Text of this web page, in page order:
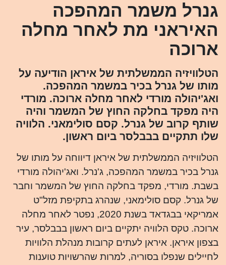
גנרל משמר המהפכה
האיראני מת לאחר מחלה
ארוכה
הטלוויזיה הממשלתית של איראן הודיעה על
מותו של גנרל בכיר במשמר המהפכה.
ואג'יהולה מורדי לאחר מחלה ארוכה. מורדי
היה מפקד בחלקה החוץ של המשמר והיה
שותף קרוב של גנרל. קסם סולימאני. הלוויה
שלו תתקיים בבבלסר ביום ראשון.
הטלוויזיה הממשלתית של איראן דיווחה על מותו של
גנרל בכיר במשמר המהפכה, ג'נרל. ואג'יהולה מורדי
בשבת. מורדי, מפקד בחלקה החוץ של המשמר וחבר
של גנרל. קסם סולימאני, שנהרג בתקיפת מזל"ט
אמריקאי בבגדאד בשנת 2020, נפטר לאחר מחלה
ארוכה. טקס הלוויה יתקיים ביום ראשון בבבלסר, עיר
בצפון איראן. איראן לעתים קרובות מנהלת הלוויות
לחיילים שנפלו בסוריה, למרות שהרשויות טוענות